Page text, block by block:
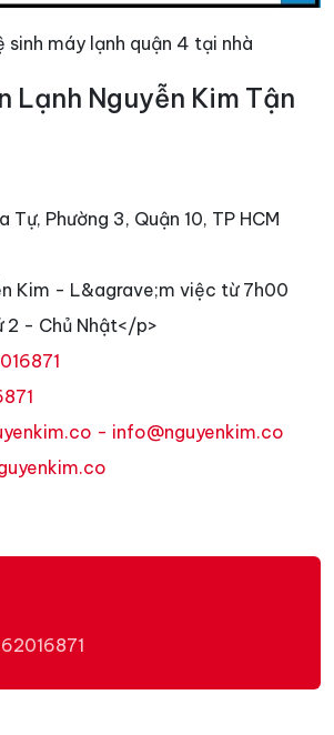
sinh máy lạnh quận 4 tại nhà
Lạnh Nguyễn Kim Tận
Tự, Phường 3, Quận 10, TP HCM
Kim - L&agrave;m việc từ 7h00
2 - Chủ Nhật</p>
- info@nguyenkim.co